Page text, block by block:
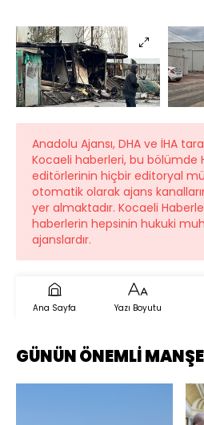
Anadolu Ajansı, DHA ve İHA
Kocaeli haberleri, bu bölümde
editörlerinin hiçbir editoryal
otomatik olarak ajans
yer almaktadır. Kocaeli
haberlerin hepsinin hukuki
ajanslardır.
Ana Sayfa Yazı Boyutu
GÜNÜN ÖNEMLİ